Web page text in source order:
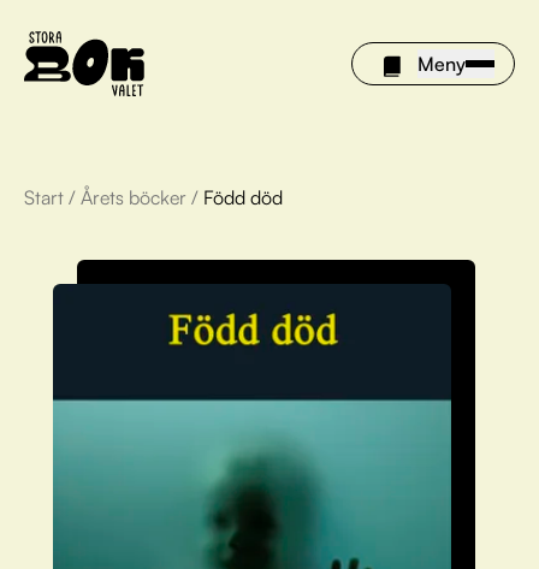
Meny
Årets böcker
Om Stora bokvalet
Olivia tipsar
Vinnare
För bibliotek
Start / Årets böcker / Född död